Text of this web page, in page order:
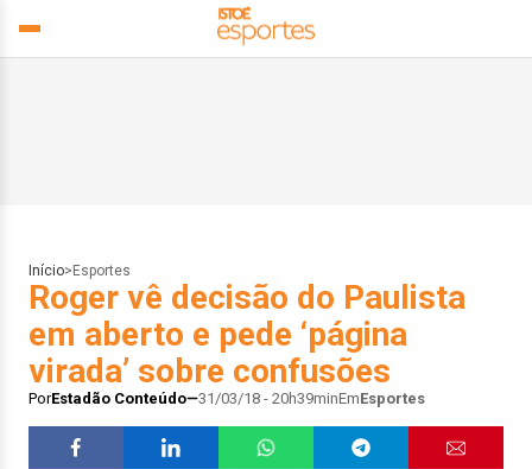
Início> Esportes
Roger vê decisão do Paulista
em aberto e pede ‘página
virada’ sobre confusões
PorEstadão Conteúdo 31/03/18 - 20h39minEmEsportes